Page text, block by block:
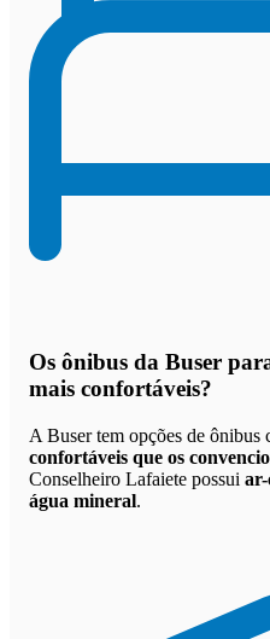
Os ônibus da Buser
mais confortáveis?
A Buser tem opções de ônibus
confortáveis que os
Conselheiro Lafaiete possui
água mineral.